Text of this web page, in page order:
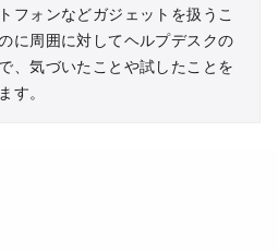
フォンなどガジェットを扱うこ
に周囲に対してヘルプデスクの
、気づいたことや試したことを
す。